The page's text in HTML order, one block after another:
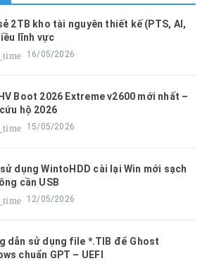
2TB kho tài nguyên thiết kế (PTS, AI,
lĩnh vực
16/05/2026
Boot 2026 Extreme v2600 mới nhất –
hộ 2026
15/05/2026
dụng WintoHDD cài lại Win mới sạch
cần USB
12/05/2026
dẫn sử dụng file *.TIB để Ghost
chuẩn GPT – UEFI